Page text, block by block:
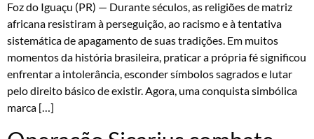
Foz do Iguaçu (PR) — Durante séculos, as religiões de matriz
africana resistiram à perseguição, ao racismo e à tentativa
sistemática de apagamento de suas tradições. Em muitos
momentos da história brasileira, praticar a própria fé significou
enfrentar a intolerância, esconder símbolos sagrados e lutar
pelo direito básico de existir. Agora, uma conquista simbólica
marca […]